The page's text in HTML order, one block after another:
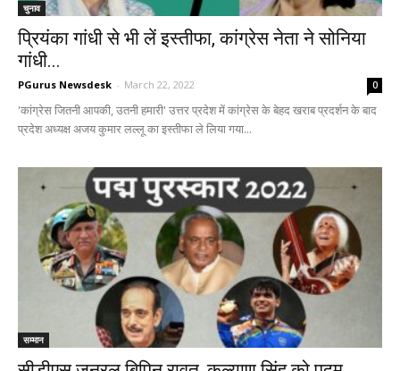
चुनाव
प्रियंका गांधी से भी लें इस्तीफा, कांग्रेस नेता ने सोनिया
गांधी...
PGurus Newsdesk - March 22, 2022 0
'कांग्रेस जितनी आपकी, उतनी हमारी' उत्तर प्रदेश में कांग्रेस के बेहद खराब प्रदर्शन के बाद
प्रदेश अध्यक्ष अजय कुमार लल्लू का इस्तीफा ले लिया गया...
सम्मान